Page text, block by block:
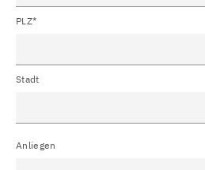
PLZ*
Stadt
Anliegen